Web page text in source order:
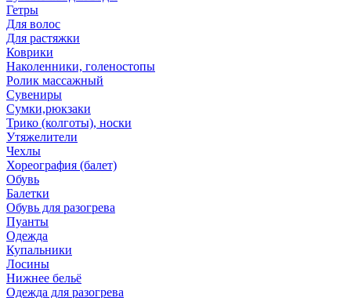
Гетры
Для волос
Для растяжки
Коврики
Наколенники, голеностопы
Ролик массажный
Сувениры
Сумки,рюкзаки
Трико (колготы), носки
Утяжелители
Чехлы
Хореография (балет)
Обувь
Балетки
Обувь для разогрева
Пуанты
Одежда
Купальники
Лосины
Нижнее бельё
Одежда для разогрева